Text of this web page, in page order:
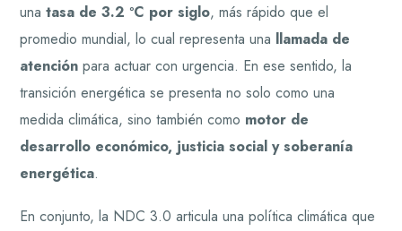
unatasa de 3.2 ºC por siglo, más rápido que el
promedio mundial, lo cual representa una llamada de
atenciónpara actuar con urgencia. En ese sentido, la
transición energética se presenta no solo como una
medida climática, sino también como motor de
desarrollo económico, justicia social y soberanía
energética.
En conjunto, la NDC 3.0 articula una política climática que